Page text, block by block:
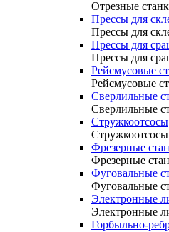
Отрезные
Прессы для
Прессы для
Прессы для
Прессы для
Рейсмусовые
Рейсмусовые
Сверлильные
Сверлильные
Стружкоотсосы
Стружкоотсосы
Фрезерные
Фрезерные
Фуговальные
Фуговальные
Электронные
Электронные
Горбыльно-